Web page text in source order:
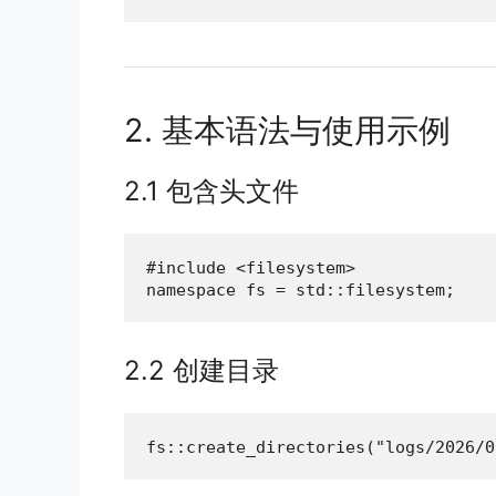
2. 基本语法与使用示例
2.1 包含头文件
#include <filesystem>
namespace fs = std::filesystem;
2.2 创建目录
fs::create_directories("logs/2026/